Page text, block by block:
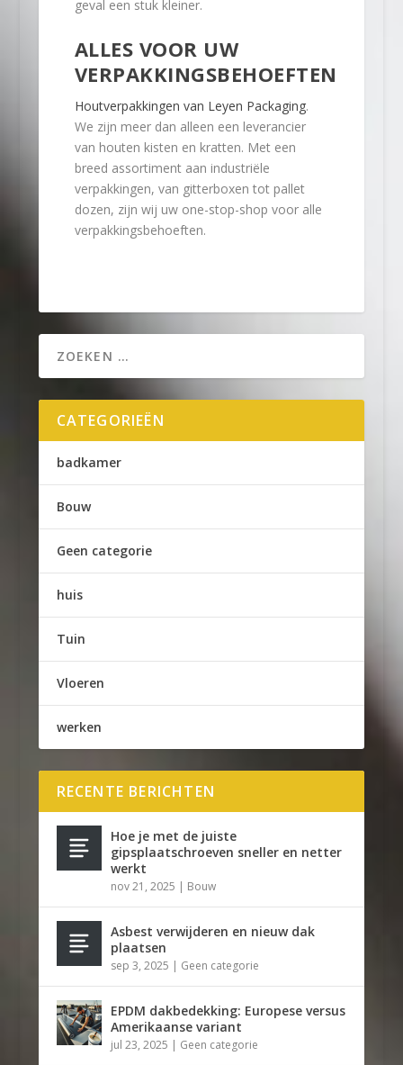
geval een stuk kleiner.
ALLES VOOR UW
VERPAKKINGSBEHOEFTEN
Houtverpakkingen van Leyen Packaging.
We zijn meer dan alleen een leverancier
van houten kisten en kratten. Met een
breed assortiment aan industriële
verpakkingen, van gitterboxen tot pallet
dozen, zijn wij uw one-stop-shop voor alle
verpakkingsbehoeften.
CATEGORIEËN
badkamer
Bouw
Geen categorie
huis
Tuin
Vloeren
werken
RECENTE BERICHTEN
Hoe je met de juiste
gipsplaatschroeven sneller en netter
werkt
nov 21, 2025 | Bouw
Asbest verwijderen en nieuw dak
plaatsen
sep 3, 2025 | Geen categorie
EPDM dakbedekking: Europese versus
Amerikaanse variant
jul 23, 2025 | Geen categorie